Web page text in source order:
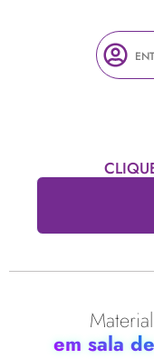
em sala